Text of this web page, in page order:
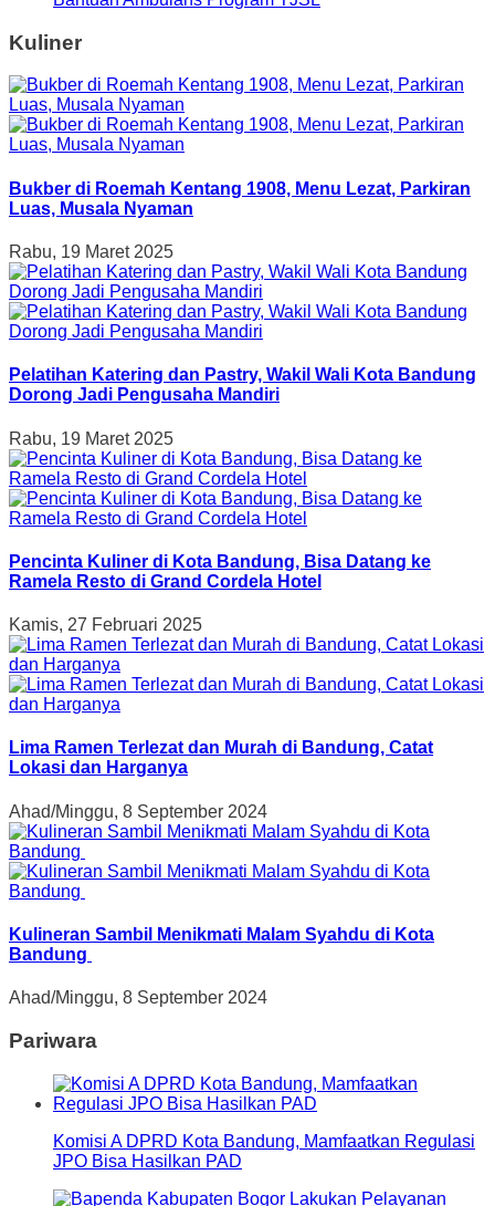
Kuliner
Bukber di Roemah Kentang 1908, Menu Lezat, Parkiran
Luas, Musala Nyaman
Rabu, 19 Maret 2025
Pelatihan Katering dan Pastry, Wakil Wali Kota Bandung
Dorong Jadi Pengusaha Mandiri
Rabu, 19 Maret 2025
Pencinta Kuliner di Kota Bandung, Bisa Datang ke
Ramela Resto di Grand Cordela Hotel
Kamis, 27 Februari 2025
Lima Ramen Terlezat dan Murah di Bandung, Catat
Lokasi dan Harganya
Ahad/Minggu, 8 September 2024
Kulineran Sambil Menikmati Malam Syahdu di Kota
Bandung
Ahad/Minggu, 8 September 2024
Pariwara
Komisi A DPRD Kota Bandung, Mamfaatkan Regulasi
JPO Bisa Hasilkan PAD